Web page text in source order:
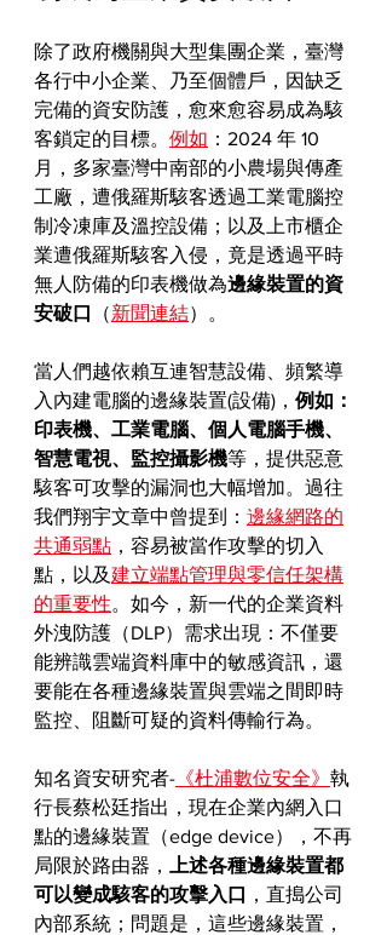
除了政府機關與大型集團企業，臺灣
各行中小企業、乃至個體戶，因缺乏
完備的資安防護，愈來愈容易成為駭
客鎖定的目標。 例如 ：2024 年 10
月，多家臺灣中南部的小農場與傳產
工廠，遭俄羅斯駭客透過工業電腦控
制冷凍庫及溫控設備；以及上市櫃企
業遭俄羅斯駭客入侵，竟是透過平時
無人防備的印表機做為邊緣裝置的資
安破口
（新聞連結）。
當人們越依賴互連智慧設備、頻繁導
入內建電腦的邊緣裝置(設備)， 例如：
印表機、工業電腦、個人電腦手機、
智慧電視、監控攝影機等，提供惡意
駭客可攻擊的漏洞也大幅增加。過往
我們翔宇文章中曾提到： 邊緣網路的
共通弱點 ，容易被當作攻擊的切入
點，以及建立端點管理與零信任架構
的重要性。如今，新一代的企業資料
外洩防護（DLP）需求出現：不僅要
能辨識雲端資料庫中的敏感資訊，還
要能在各種邊緣裝置與雲端之間即時
監控、阻斷可疑的資料傳輸行為。
知名資安研究者- 《杜浦數位安全》 執
行長蔡松廷指出，現在企業內網入口
點的邊緣裝置（edge device），不再
局限於路由器，
上述各種邊緣裝置都
可以變成駭客的攻擊入口
，直搗公司
內部系統；問題是，這些邊緣裝置，